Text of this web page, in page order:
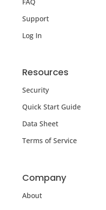
Support
Log In
Resources
Security
Quick Start Guide
Data Sheet
Terms of Service
Company
About